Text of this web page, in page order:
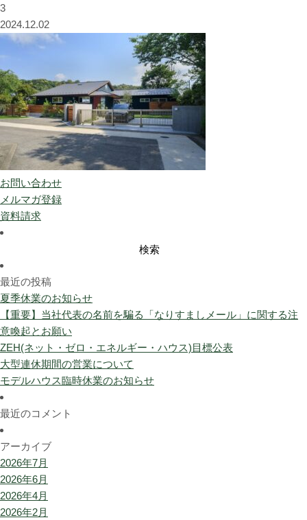
3
2024.12.02
お問い合わせ
メルマガ登録
資料請求
索:
最近の投稿
夏季休業のお知らせ
【重要】当社代表の名前を騙る「なりすましメール」に関する注
意喚起とお願い
ZEH(ネット・ゼロ・エネルギー・ハウス)目標公表
大型連休期間の営業について
モデルハウス臨時休業のお知らせ
最近のコメント
アーカイブ
2026年7月
2026年6月
2026年4月
2026年2月